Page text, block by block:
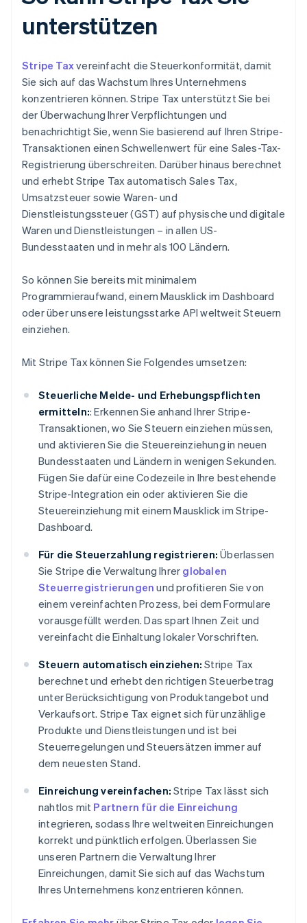
unterstützen
Stripe Taxvereinfacht die Steuerkonformität, damit
Sie sich auf das Wachstum Ihres Unternehmens
konzentrieren können. Stripe Tax unterstützt Sie bei
der Überwachung Ihrer Verpflichtungen und
benachrichtigt Sie, wenn Sie basierend auf Ihren Stripe-
Transaktionen einen Schwellenwert für eine Sales-Tax-
Registrierung überschreiten. Darüber hinaus berechnet
und erhebt Stripe Tax automatisch Sales Tax,
Umsatzsteuer sowie Waren- und
Dienstleistungssteuer (GST) auf physische und digitale
Waren und Dienstleistungen – in allen US-
Bundesstaaten und in mehr als 100 Ländern.
So können Sie bereits mit minimalem
Programmieraufwand, einem Mausklick im Dashboard
oder über unsere leistungsstarke API weltweit Steuern
einziehen.
Mit Stripe Tax können Sie Folgendes umsetzen:
Steuerliche Melde- und Erhebungspflichten
ermitteln:: Erkennen Sie anhand Ihrer Stripe-
Transaktionen, wo Sie Steuern einziehen müssen,
und aktivieren Sie die Steuereinziehung in neuen
Bundesstaaten und Ländern in wenigen Sekunden.
Fügen Sie dafür eine Codezeile in Ihre bestehende
Stripe-Integration ein oder aktivieren Sie die
Steuereinziehung mit einem Mausklick im Stripe-
Dashboard.
Für die Steuerzahlung registrieren: Überlassen
Sie Stripe die Verwaltung Ihrer globalen
Steuerregistrierungen und profitieren Sie von
einem vereinfachten Prozess, bei dem Formulare
vorausgefüllt werden. Das spart Ihnen Zeit und
vereinfacht die Einhaltung lokaler Vorschriften.
Steuern automatisch einziehen: Stripe Tax
berechnet und erhebt den richtigen Steuerbetrag
unter Berücksichtigung von Produktangebot und
Verkaufsort. Stripe Tax eignet sich für unzählige
Produkte und Dienstleistungen und ist bei
Steuerregelungen und Steuersätzen immer auf
dem neuesten Stand.
Einreichung vereinfachen: Stripe Tax lässt sich
nahtlos mit Partnern für die Einreichung
integrieren, sodass Ihre weltweiten Einreichungen
korrekt und pünktlich erfolgen. Überlassen Sie
unseren Partnern die Verwaltung Ihrer
Einreichungen, damit Sie sich auf das Wachstum
Ihres Unternehmens konzentrieren können.